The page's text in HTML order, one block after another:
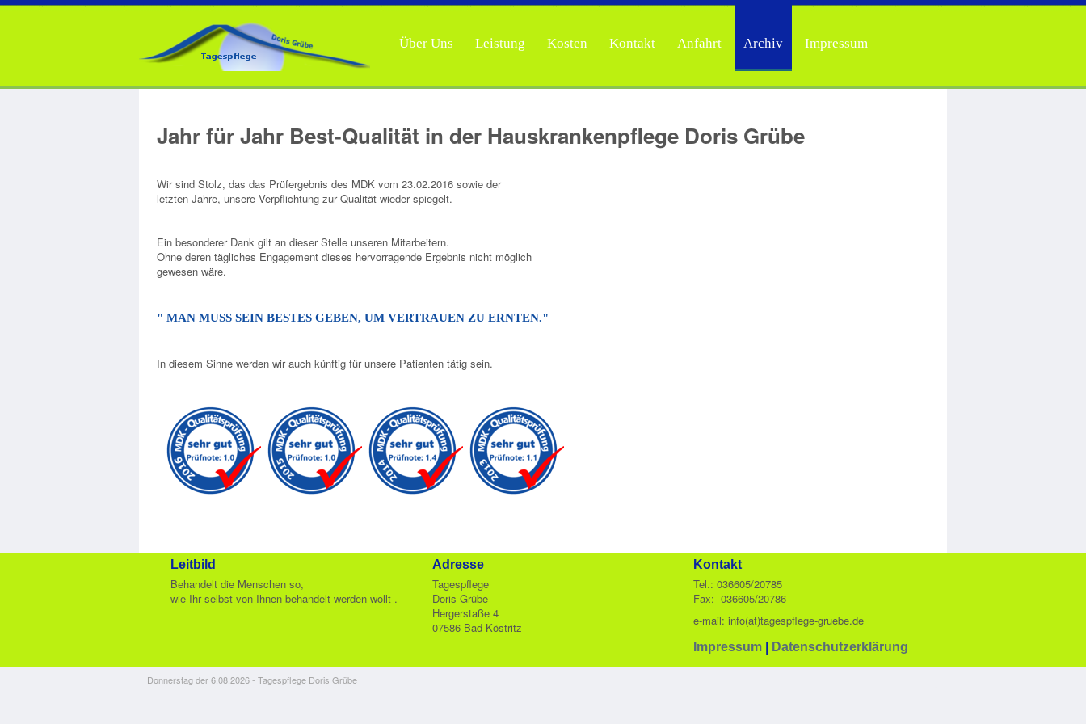
Über Uns Leistung Kosten Kontakt Anfahrt Archiv Impressum
Jahr für Jahr Best-Qualität in der Hauskrankenpflege Doris Grübe
Wir sind Stolz, das das Prüfergebnis des MDK vom 23.02.2016 sowie der
letzten Jahre, unsere Verpflichtung zur Qualität wieder spiegelt.
Ein besonderer Dank gilt an dieser Stelle unseren Mitarbeitern.
Ohne deren tägliches Engagement dieses hervorragende Ergebnis nicht möglich
gewesen wäre.
" MAN MUSS SEIN BESTES GEBEN, UM VERTRAUEN ZU ERNTEN."
In diesem Sinne werden wir auch künftig für unsere Patienten tätig sein.
Leitbild
Behandelt die Menschen so,
wie Ihr selbst von Ihnen behandelt werden wollt .
Adresse
Tagespflege
Doris Grübe
Hergerstaße 4
07586 Bad Köstritz
Kontakt
Tel.: 036605/20785
Fax: 036605/20786
e-mail: info(at)tagespflege-gruebe.de
Impressum Datenschutzerklärung
Donnerstag der 6.08.2026 - Tagespflege Doris Grübe